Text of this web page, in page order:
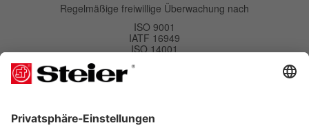
Regelmäßige freiwillige Überwachung nach
ISO 9001
IATF 16949
ISO 14001